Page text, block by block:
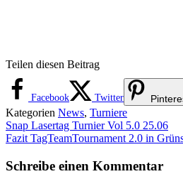
Teilen diesen Beitrag
Facebook Twitter
Kategorien News, Turniere
Snap Lasertag Turnier Vol 5.0 25.06
Fazit TagTeamTournament 2.0 in
Schreibe einen Kommentar